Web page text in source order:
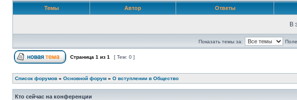
Темы Автор Ответы
В
Показать темы за:
Страница 1 из 1 [ Тем: 0 ]
Список форумов » Основной форум » О вступлении в Общество
Кто сейчас на конференции